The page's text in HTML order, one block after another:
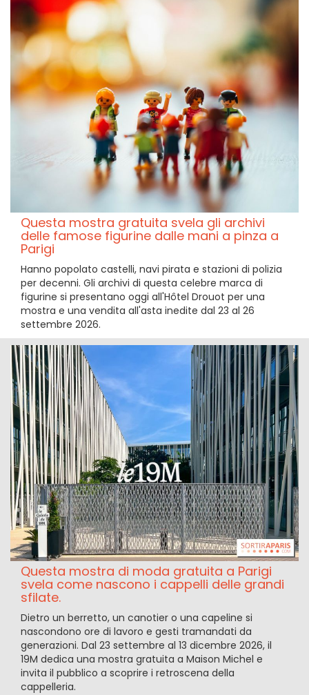
Questa mostra gratuita svela gli archivi
delle famose figurine dalle mani a pinza a
Parigi
Hanno popolato castelli, navi pirata e stazioni di polizia
per decenni. Gli archivi di questa celebre marca di
figurine si presentano oggi all'Hôtel Drouot per una
mostra e una vendita all'asta inedite dal 23 al 26
settembre 2026.
Questa mostra di moda gratuita a Parigi
svela come nascono i cappelli delle grandi
sfilate.
Dietro un berretto, un canotier o una capeline si
nascondono ore di lavoro e gesti tramandati da
generazioni. Dal 23 settembre al 13 dicembre 2026, il
19M dedica una mostra gratuita a Maison Michel e
invita il pubblico a scoprire i retroscena della
cappelleria.